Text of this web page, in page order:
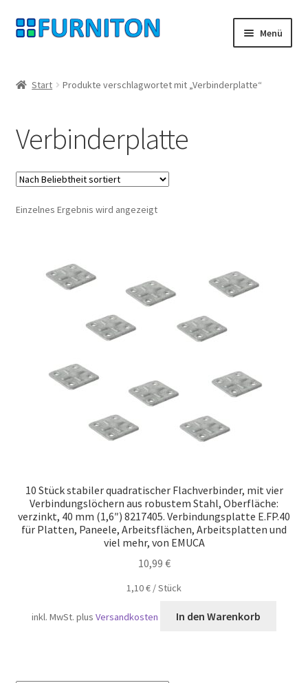
Zur
Navigation
Zum
Inhalt
Menü
Datenschutz
Widerrufsrecht
Kontakt
Start Produkte verschlagwortet mit „Verbinderplatte“
Verbinderplatte
Einzelnes Ergebnis wird angezeigt
10 Stück stabiler quadratischer Flachverbinder, mit vier
Verbindungslöchern aus robustem Stahl, Oberfläche:
verzinkt, 40 mm (1,6″) 8217405. Verbindungsplatte E.FP.40
für Platten, Paneele, Arbeitsflächen, Arbeitsplatten und
viel mehr, von EMUCA
10,99 €
1,10€ /Stück
inkl. MwSt. plusVersandkosten In den Warenkorb